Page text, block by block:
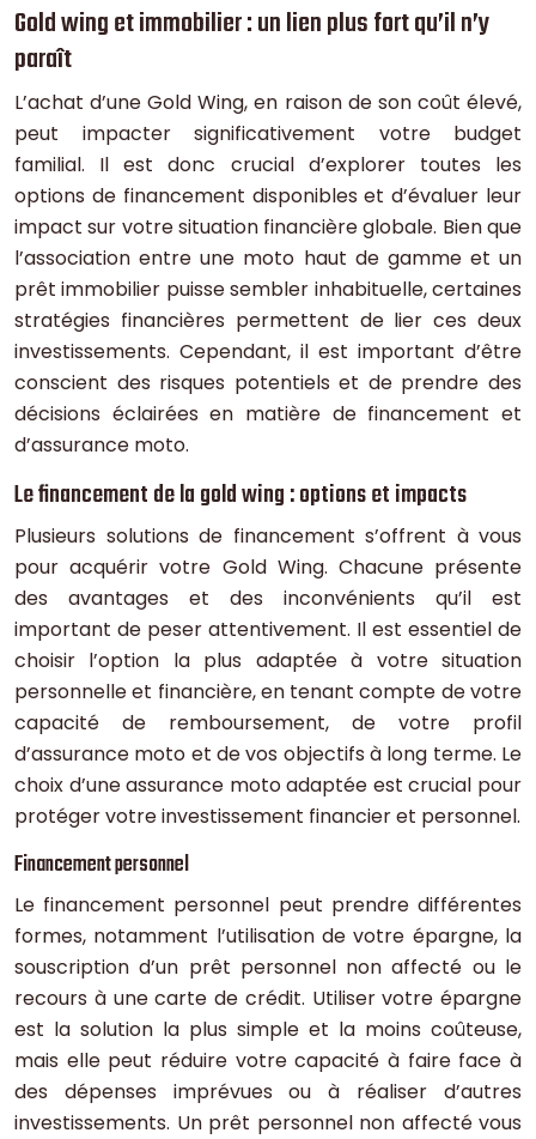
Gold wing et immobilier : un lien plus fort qu’il n’y
paraît
L’achat d’une Gold Wing, en raison de son coût élevé,
peut impacter significativement votre budget
familial. Il est donc crucial d’explorer toutes les
options de financement disponibles et d’évaluer leur
impact sur votre situation financière globale. Bien que
l’association entre une moto haut de gamme et un
prêt immobilier puisse sembler inhabituelle, certaines
stratégies financières permettent de lier ces deux
investissements. Cependant, il est important d’être
conscient des risques potentiels et de prendre des
décisions éclairées en matière de financement et
d’assurance moto.
Le financement de la gold wing : options et impacts
Plusieurs solutions de financement s’offrent à vous
pour acquérir votre Gold Wing. Chacune présente
des avantages et des inconvénients qu’il est
important de peser attentivement. Il est essentiel de
choisir l’option la plus adaptée à votre situation
personnelle et financière, en tenant compte de votre
capacité de remboursement, de votre profil
d’assurance moto et de vos objectifs à long terme. Le
choix d’une assurance moto adaptée est crucial pour
protéger votre investissement financier et personnel.
Financement personnel
Le financement personnel peut prendre différentes
formes, notamment l’utilisation de votre épargne, la
souscription d’un prêt personnel non affecté ou le
recours à une carte de crédit. Utiliser votre épargne
est la solution la plus simple et la moins coûteuse,
mais elle peut réduire votre capacité à faire face à
des dépenses imprévues ou à réaliser d’autres
investissements. Un prêt personnel non affecté vous